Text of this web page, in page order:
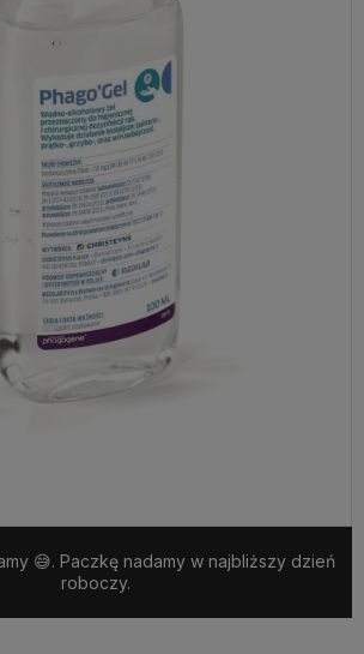
😅. Paczkę nadamy w najbliższy dzień
roboczy.